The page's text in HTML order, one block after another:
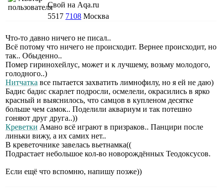
Свой на Aqa.ru
5517 7108 Москва
Что-то давно ничего не писал..
Всё потому что ничего не происходит. Вернее происходит, но
так.. Обыденно..
Помер гиринохейлус, может и к лучшему, возьму молодого,
голодного..)
Нитчатка все пытается захватить лимнофилу, но я ей не даю)
Бадис бадис скарлет подросли, осмелели, окрасились в ярко
красный и выяснилось, что самцов в купленом десятке
больше чем самок.. Поделили аквариум и так потешно
гоняют друг друга..))
Креветки Амано всё играют в призраков.. Панцири после
линьки вижу, а их самих нет..
В креветочнике завелась вьетнамка((
Подрастает небольшое кол-во новорождённых Теодоксусов.
Если ещё что вспомню, напишу позже))